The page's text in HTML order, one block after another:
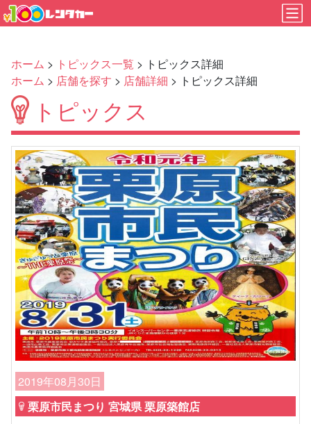
ホーム > トピックス一覧 > トピックス詳細
ホーム > 店舗を探す > 店舗詳細 > トピックス詳細
トピックス
Previous Next
2019年08月30日
栗原市民まつり 宮城県 栗原築館店